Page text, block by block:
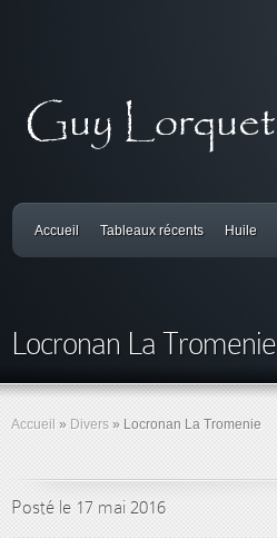
Accueil Tableaux récents Huile
Locronan La Tromenie
Accueil » Divers » Locronan La Tromenie
Posté le 17 mai 2016